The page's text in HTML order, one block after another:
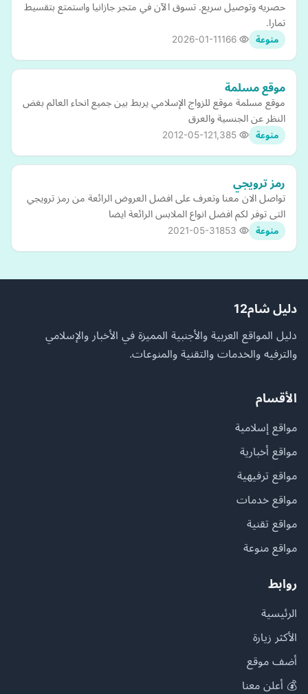
حصريه وتوصيل سريع. تسوق الآن في متجر جازانيا واستمتع بتقسيط
تمارا.
منوعة 2026-01-11
موقع مسلمة
موقع مسلمة موقع للزواج الإسلامي يربط بين جميع انحاء العالم بغض
النظر عن الجنسية والعرق
منوعة 2012-05-12
رمز ترويجي
تواصل الان معنا وتعرف على افضل العروض الرائعة من رمز ترويجي
التى توفر لكم افضل انواع الملابس الرائعة ايضا
منوعة 2021-05-31
دليل شام12
دليل المواقع العربية والأجنبية المميزة في الأخبار والإسلامي
والترفيه والخدمات والتقنية والمنوعات.
الأقسام
مواقع إسلامية
مواقع أخبارية
مواقع ترفيهية
مواقع خدمات
مواقع تقنية
مواقع منوعة
روابط
الرئيسية
الأكثر زيارة
أضف موقع
💰 أعلن معنا